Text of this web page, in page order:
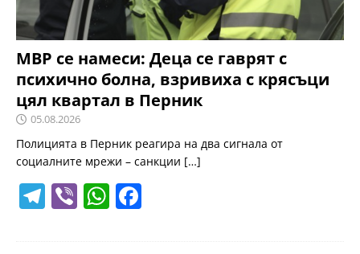
МВР се намеси: Деца се гаврят с
психично болна, взривиха с крясъци
цял квартал в Перник
05.08.2026
Полицията в Перник реагира на два сигнала от
социалните мрежи – санкции […]
T Vi W